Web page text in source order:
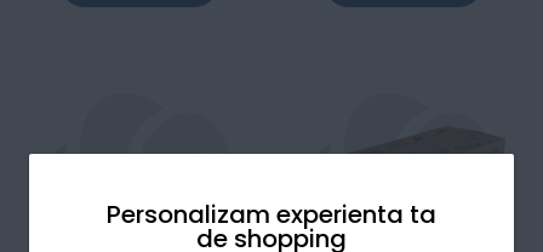
Personalizam experienta ta
de shopping